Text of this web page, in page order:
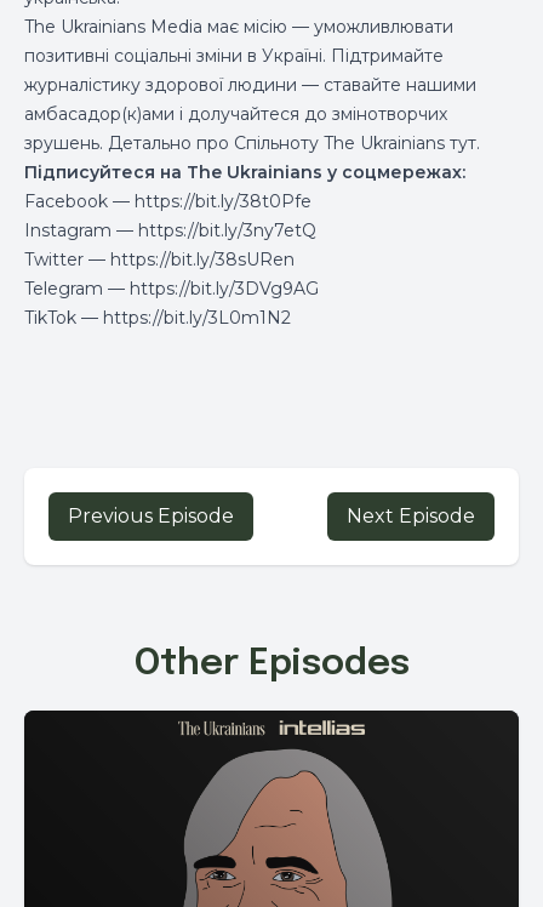
The Ukrainians Media має місію — уможливлювати
позитивні соціальні зміни в Україні. Підтримайте
журналістику здорової людини — ставайте нашими
амбасадор(к)ами і долучайтеся до змінотворчих
зрушень. Детально про Спільноту The Ukrainians тут.
Підписуйтеся на The Ukrainians у соцмережах:
Facebook — https://bit.ly/38t0Pfe
Instagram — https://bit.ly/3ny7etQ
Twitter — https://bit.ly/38sURen
Telegram — https://bit.ly/3DVg9AG
TikTok — https://bit.ly/3L0m1N2
Previous Episode Next Episode
Other Episodes